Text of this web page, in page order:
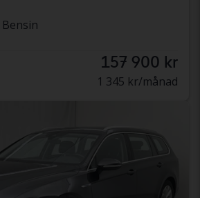
Bensin
157 900 kr
1 345 kr/månad